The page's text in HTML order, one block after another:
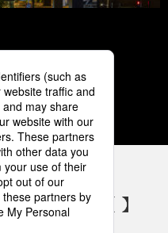
4 5
SNSアカウント